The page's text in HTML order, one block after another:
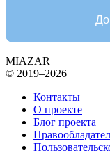
MIAZAR
© 2019–2026
Контакты
О проекте
Блог проекта